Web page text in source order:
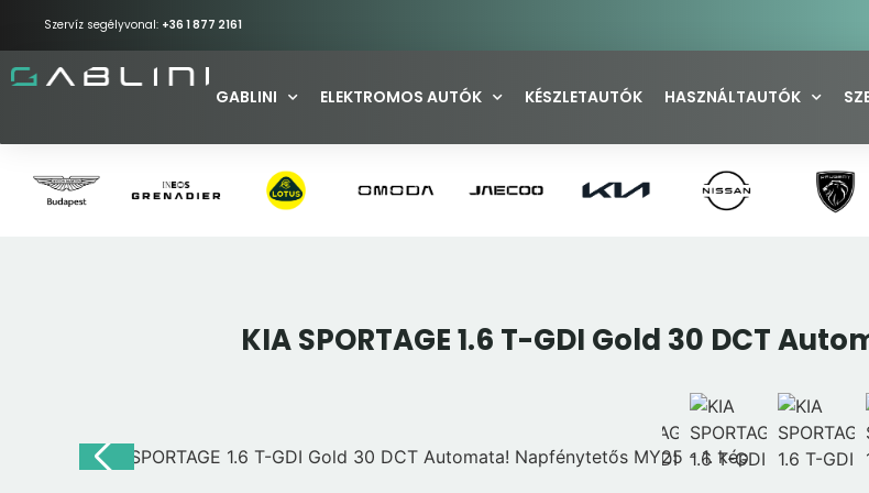
Szervíz segélyvonal: +36 1 877 2161
GABLINI ELEKTROMOS AUTÓK KÉSZLETAUTÓK HASZNÁLTAUTÓK
KIA SPORTAGE 1.6 T-GDI Gold 30 DCT